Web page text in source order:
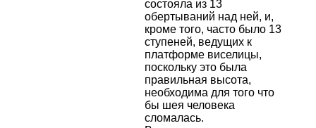
состояла из 13
обертываний над ней, и,
кроме того, часто было 13
ступеней, ведущих к
платформе виселицы,
поскольку это была
правильная высота,
необходима для того что
бы шея человека
сломалась.